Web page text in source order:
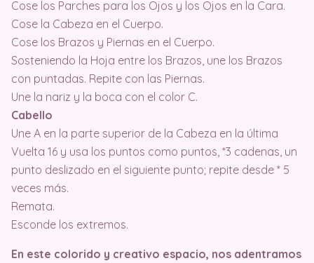
Cose los Parches para los Ojos y los Ojos en la Cara.
Cose la Cabeza en el Cuerpo.
Cose los Brazos y Piernas en el Cuerpo.
Sosteniendo la Hoja entre los Brazos, une los Brazos
con puntadas. Repite con las Piernas.
Une la nariz y la boca con el color C.
Cabello
Une A en la parte superior de la Cabeza en la última
Vuelta 16 y usa los puntos como puntos, *3 cadenas, un
punto deslizado en el siguiente punto; repite desde * 5
veces más.
Remata.
Esconde los extremos.
En este colorido y creativo espacio, nos adentramos